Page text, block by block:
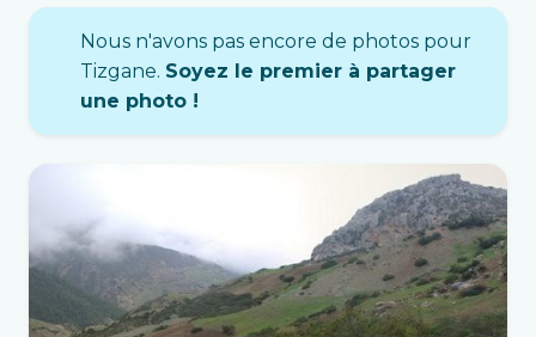
Nous n'avons pas encore de photos pour
Tizgane. Soyez le premier à partager
une photo !